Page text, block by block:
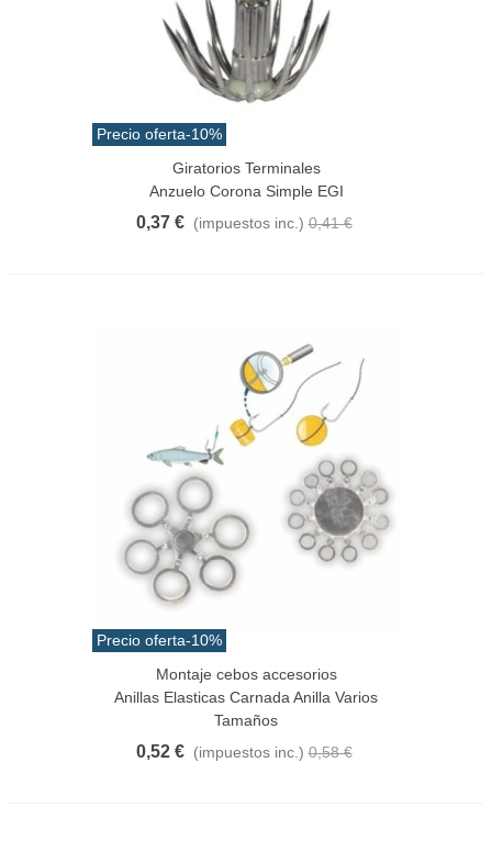
Precio oferta-10%
Giratorios Terminales
Anzuelo Corona Simple EGI
0,37 € (impuestos inc.) 0,41 €
Precio oferta-10%
Montaje cebos accesorios
Anillas Elasticas Carnada Anilla Varios
Tamaños
0,52 € (impuestos inc.) 0,58 €